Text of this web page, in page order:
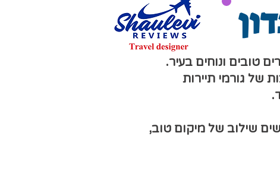
טובים ונוחים בעיר.
של גורמי תיירות
שילוב של מיקום טוב,